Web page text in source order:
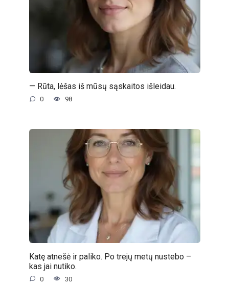
— Rūta, lėšas iš mūsų sąskaitos išleidau.
0 98
Katę atnešė ir paliko. Po trejų metų nustebo –
kas jai nutiko.
0 30